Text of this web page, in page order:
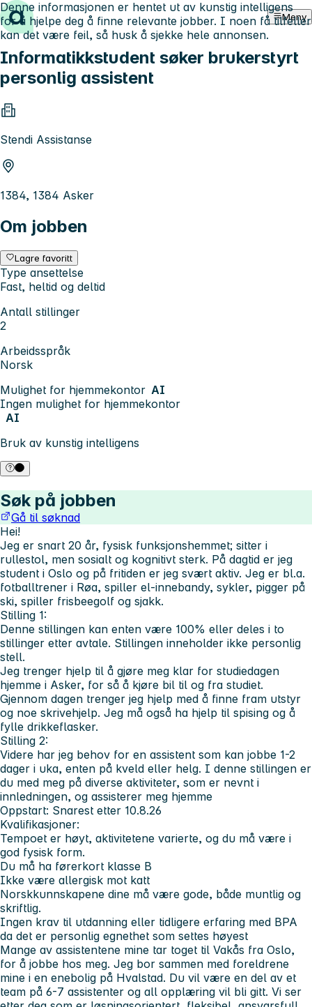
Hopp til innhold Meny
Informatikkstudent søker brukerstyrt
personlig assistent
Stendi Assistanse
1384, 1384 Asker
Om jobben
Lagre favoritt
Type ansettelse
Fast, heltid og deltid
Antall stillinger
2
Arbeidsspråk
Norsk
Mulighet for hjemmekontor AI
Ingen mulighet for hjemmekontor
AI
Bruk av kunstig intelligens
Denne informasjonen er hentet ut av kunstig intelligens
for å hjelpe deg å finne relevante jobber. I noen få tilfeller
kan det være feil, så husk å sjekke hele annonsen.
Søk på jobben
Gå til søknad
Hei!
Jeg er snart 20 år, fysisk funksjonshemmet; sitter i
rullestol, men sosialt og kognitivt sterk. På dagtid er jeg
student i Oslo og på fritiden er jeg svært aktiv. Jeg er bl.a.
fotballtrener i Røa, spiller el-innebandy, sykler, pigger på
ski, spiller frisbeegolf og sjakk.
Stilling 1:
Denne stillingen kan enten være 100% eller deles i to
stillinger etter avtale. Stillingen inneholder ikke personlig
stell.
Jeg trenger hjelp til å gjøre meg klar for studiedagen
hjemme i Asker, for så å kjøre bil til og fra studiet.
Gjennom dagen trenger jeg hjelp med å finne fram utstyr
og noe skrivehjelp. Jeg må også ha hjelp til spising og å
fylle drikkeflasker.
Stilling 2:
Videre har jeg behov for en assistent som kan jobbe 1-2
dager i uka, enten på kveld eller helg. I denne stillingen er
du med meg på diverse aktiviteter, som er nevnt i
innledningen, og assisterer meg hjemme
Oppstart: Snarest etter 10.8.26
Kvalifikasjoner:
Tempoet er høyt, aktivitetene varierte, og du må være i
god fysisk form.
Du må ha førerkort klasse B
Ikke være allergisk mot katt
Norskkunnskapene dine må være gode, både muntlig og
skriftlig.
Ingen krav til utdanning eller tidligere erfaring med BPA
da det er personlig egnethet som settes høyest
Mange av assistentene mine tar toget til Vakås fra Oslo,
for å jobbe hos meg. Jeg bor sammen med foreldrene
mine i en enebolig på Hvalstad. Du vil være en del av et
team på 6-7 assistenter og all opplæring vil bli gitt. Vi ser